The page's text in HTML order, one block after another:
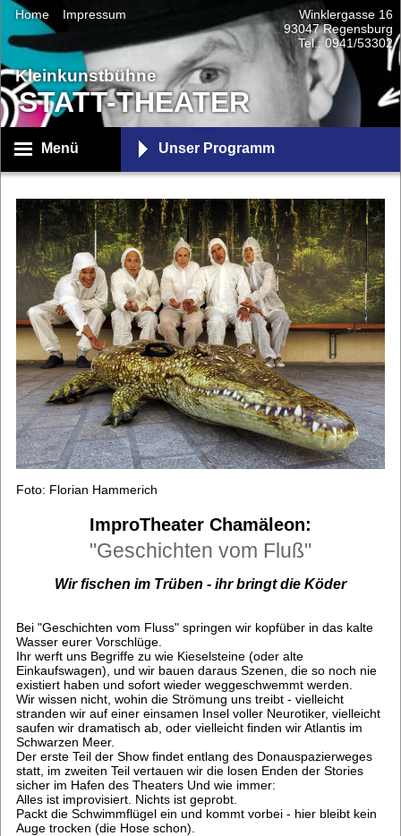
Kleinkunstbühne
STATT-THEATER
Winklergasse 16
93047 Regensburg
Tel.: 0941/53302
Home Impressum
Menü Unser Programm
Foto: Florian Hammerich
ImproTheater Chamäleon:
"Geschichten vom Fluß"
Wir fischen im Trüben - ihr bringt die Köder
Bei "Geschichten vom Fluss" springen wir kopfüber in das kalte
Wasser eurer Vorschlüge.
Ihr werft uns Begriffe zu wie Kieselsteine (oder alte
Einkaufswagen), und wir bauen daraus Szenen, die so noch nie
existiert haben und sofort wieder weggeschwemmt werden.
Wir wissen nicht, wohin die Strömung uns treibt - vielleicht
stranden wir auf einer einsamen Insel voller Neurotiker, vielleicht
saufen wir dramatisch ab, oder vielleicht finden wir Atlantis im
Schwarzen Meer.
Der erste Teil der Show findet entlang des Donauspazierweges
statt, im zweiten Teil vertauen wir die losen Enden der Stories
sicher im Hafen des Theaters Und wie immer:
Alles ist improvisiert. Nichts ist geprobt.
Packt die Schwimmflügel ein und kommt vorbei - hier bleibt kein
Auge trocken (die Hose schon).